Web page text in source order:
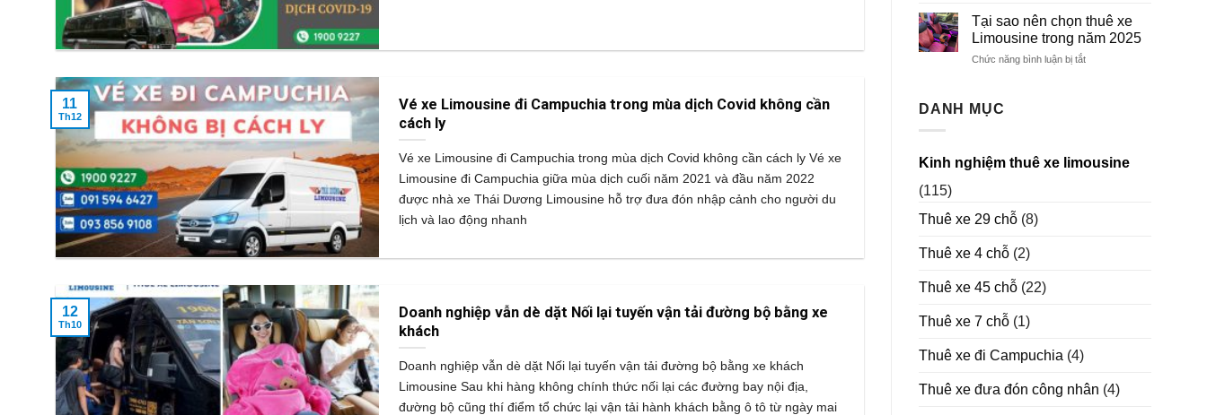
Vé xe Limousine đi Campuchia trong mùa dịch Covid không cần
cách ly
Vé xe Limousine đi Campuchia trong mùa dịch Covid không cần cách ly Vé xe
Limousine đi Campuchia giữa mùa dịch cuối năm 2021 và đầu năm 2022
được nhà xe Thái Dương Limousine hỗ trợ đưa đón nhập cảnh cho người du
lịch và lao động nhanh
11
Th12
Doanh nghiệp vẫn dè dặt Nối lại tuyến vận tải đường bộ bằng xe
khách
Doanh nghiệp vẫn dè dặt Nối lại tuyến vận tải đường bộ bằng xe khách
Limousine Sau khi hàng không chính thức nối lại các đường bay nội địa,
đường bộ cũng thí điểm tổ chức lại vận tải hành khách bằng ô tô từ ngày mai
12
Th10
2026
Giá
Thuê
Xe
Tại sao nên chọn thuê xe
Limousine trong năm 2025
Chức năng bình luận bị tắt
Limousine
DANH MỤC
Kinh nghiệm thuê xe limousine
(115)
Thuê xe 29 chỗ (8)
Thuê xe 4 chỗ (2)
Thuê xe 45 chỗ (22)
Thuê xe 7 chỗ (1)
Thuê xe đi Campuchia (4)
Thuê xe đưa đón công nhân (4)